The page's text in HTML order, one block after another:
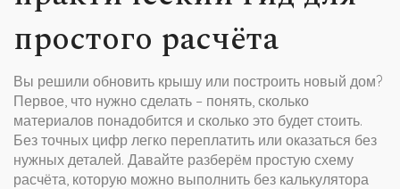
простого расчёта
Вы решили обновить крышу или построить новый дом?
Первое, что нужно сделать – понять, сколько
материалов понадобится и сколько это будет стоить.
Без точных цифр легко переплатить или оказаться без
нужных деталей. Давайте разберём простую схему
расчёта, которую можно выполнить без калькулятора